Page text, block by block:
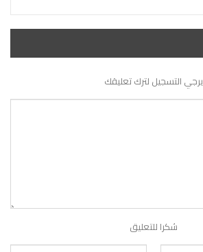
يرجي التسجيل لترك تعليقك
شكرا للتعليق